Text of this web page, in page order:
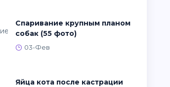
Спаривание крупным планом
собак (55 фото)
03-Фев
Яйца кота после кастрации